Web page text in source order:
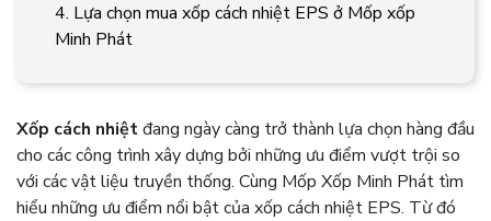
4. Lựa chọn mua xốp cách nhiệt EPS ở Mốp xốp
Minh Phát
Xốp cách nhiệtđang ngày càng trở thành lựa chọn hàng đầu
cho các công trình xây dựng bởi những ưu điểm vượt trội so
với các vật liệu truyền thống. Cùng Mốp Xốp Minh Phát tìm
hiểu những ưu điểm nổi bật của xốp cách nhiệt EPS. Từ đó